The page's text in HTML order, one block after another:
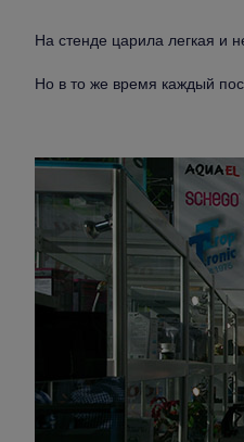
На стенде царила легкая и
Но в то же время каждый